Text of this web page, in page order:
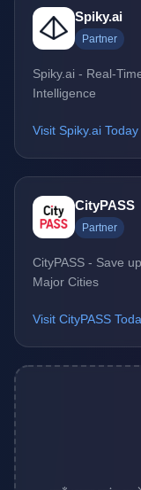
Spiky.ai
Partner
Spiky.ai - Real-
Intelligence
Visit Spiky.ai
CityPASS
Partner
CityPASS - Save
Major Cities
Visit CityPASS